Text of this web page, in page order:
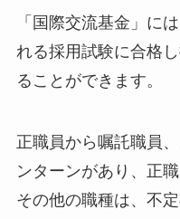
「国際交流基金」に
れる採用試験に合格
ることができます。
正職員から嘱託職員
ンターンがあり、正
その他の職種は、不